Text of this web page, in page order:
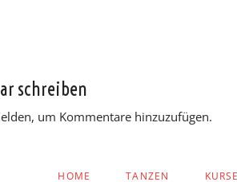
schreiben
um Kommentare hinzuzufügen.
HOME TANZEN KURSE